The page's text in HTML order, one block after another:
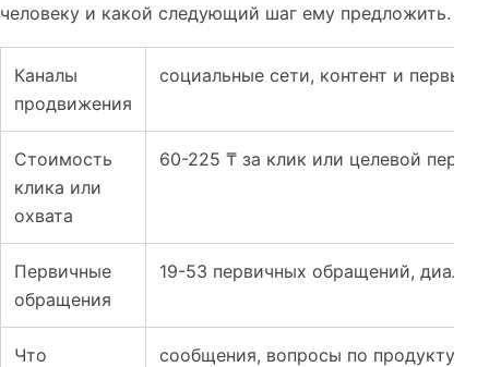
человеку и какой следующий шаг ему предложить.
Каналы
продвижения
социальные сети, контент и первые
Стоимость
клика или
охвата
60-225 ₸ за клик или целевой
Первичные
обращения
19-53 первичных обращений,
Что
сообщения, вопросы по продукту,